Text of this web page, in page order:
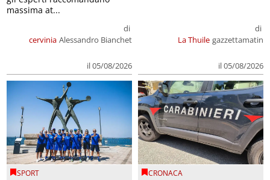
cervinia
di
Alessandro Bianchet
il 05/08/2026
massima at...
La Thuile
di
gazzettamatin
il 05/08/2026
SPORT CRONACA